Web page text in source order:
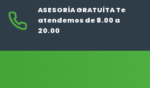
ASESORÍA GRATUÍTA Te
atendemos de 8.00 a
20.00